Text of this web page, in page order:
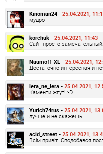
Kinoman24 - 25.04.2021,
мудро
korchuk - 25.04.2021, 11:43
Сайт просто
Naumoff_XL - 25.04.2021,
Достаточно интересная и
lera_ne_lera - 25.04.2021,
Каменти жгут! :-D
Yurich74rus - 25.04.2021,
лучше и не скажешь
acid_street - 25.04.2021,
Всім привіт. Сподобався